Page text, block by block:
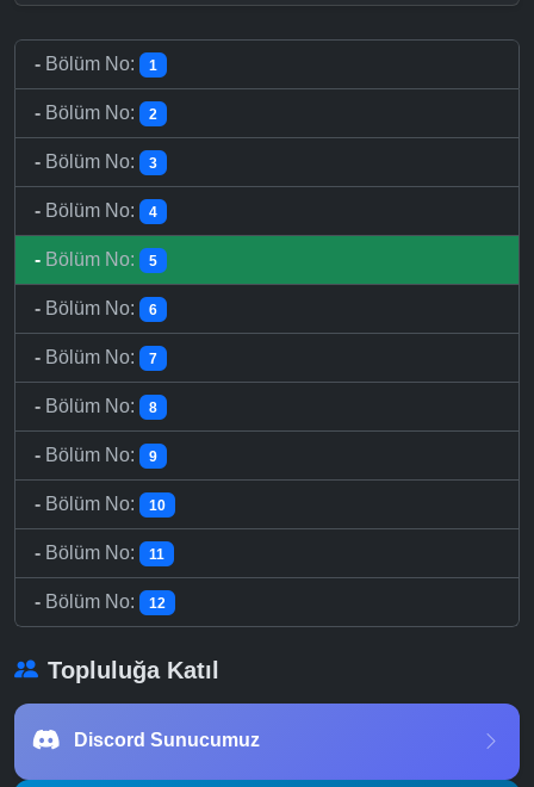
- Bölüm No: 1
- Bölüm No: 2
- Bölüm No: 3
- Bölüm No: 4
- Bölüm No: 5
- Bölüm No: 6
- Bölüm No: 7
- Bölüm No: 8
- Bölüm No: 9
- Bölüm No: 10
- Bölüm No: 11
- Bölüm No: 12
Topluluğa Katıl
Discord Sunucumuz